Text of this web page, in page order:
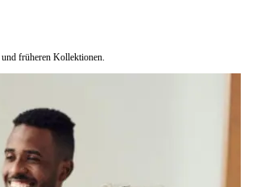
früheren Kollektionen.